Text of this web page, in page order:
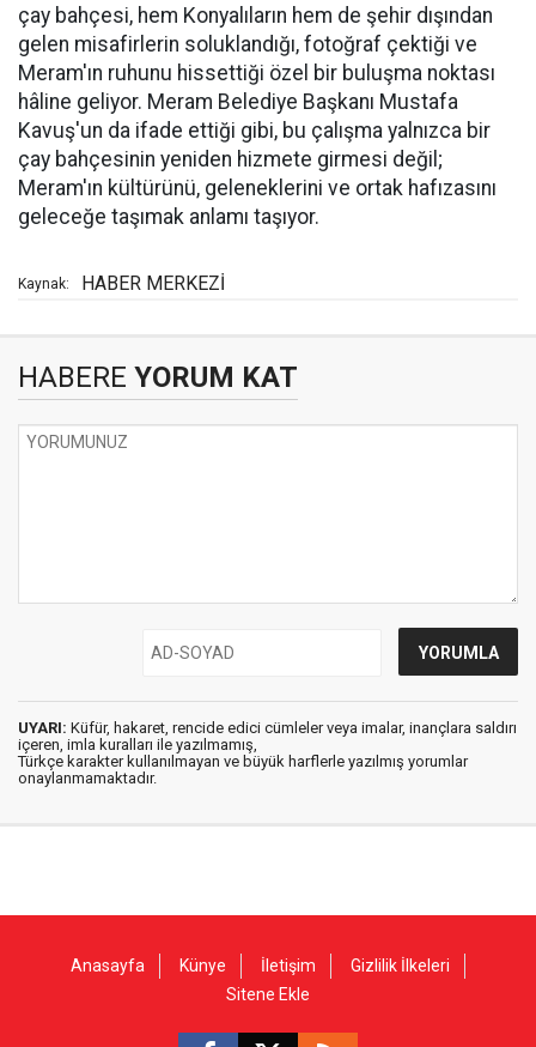
çay bahçesi, hem Konyalıların hem de şehir dışından
gelen misafirlerin soluklandığı, fotoğraf çektiği ve
Meram'ın ruhunu hissettiği özel bir buluşma noktası
hâline geliyor. Meram Belediye Başkanı Mustafa
Kavuş'un da ifade ettiği gibi, bu çalışma yalnızca bir
çay bahçesinin yeniden hizmete girmesi değil;
Meram'ın kültürünü, geleneklerini ve ortak hafızasını
geleceğe taşımak anlamı taşıyor.
Kaynak: HABER MERKEZİ
HABERE YORUM KAT
UYARI: Küfür, hakaret, rencide edici cümleler veya imalar, inançlara saldırı
içeren, imla kuralları ile yazılmamış,
Türkçe karakter kullanılmayan ve büyük harflerle yazılmış yorumlar
onaylanmamaktadır.
Anasayfa Künye İletişim
Gizlilik İlkeleri
Sitene Ekle